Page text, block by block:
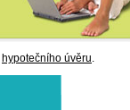
hypotečního úvěru.